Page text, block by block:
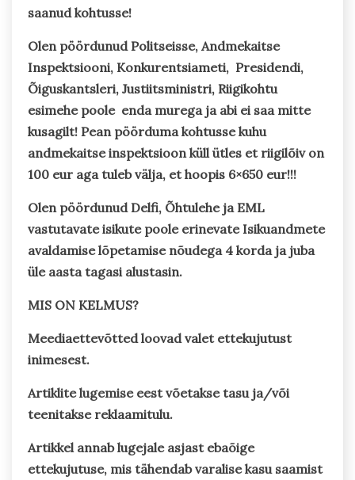
saanud kohtusse!
Olen pöördunud Politseisse, Andmekaitse
Inspektsiooni, Konkurentsiameti, Presidendi,
Õiguskantsleri, Justiitsministri, Riigikohtu
esimehe poole enda murega ja abi ei saa mitte
kusagilt! Pean pöörduma kohtusse kuhu
andmekaitse inspektsioon küll ütles et riigilõiv on
100 eur aga tuleb välja, et hoopis 6×650 eur!!!
Olen pöördunud Delfi, Õhtulehe ja EML
vastutavate isikute poole erinevate Isikuandmete
avaldamise lõpetamise nõudega 4 korda ja juba
üle aasta tagasi alustasin.
MIS ON KELMUS?
Meediaettevõtted loovad valet ettekujutust
inimesest.
Artiklite lugemise eest võetakse tasu ja/või
teenitakse reklaamitulu.
Artikkel annab lugejale asjast ebaõige
ettekujutuse, mis tähendab varalise kasu saamist